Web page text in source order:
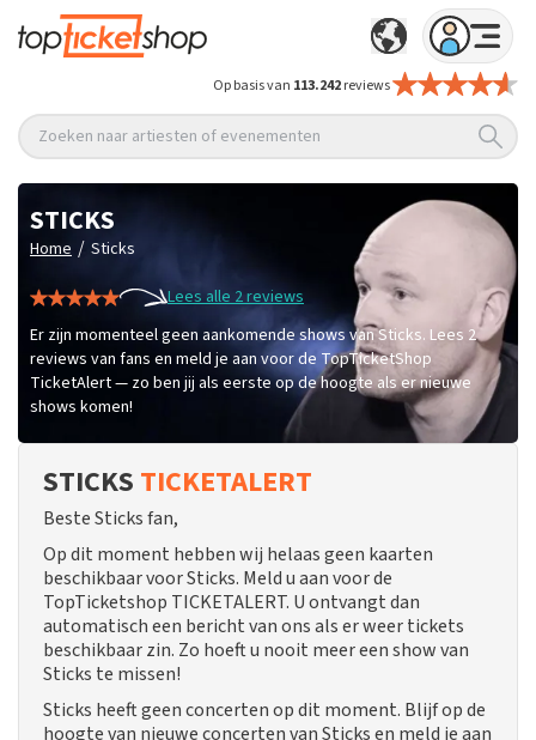
Op basis van 113.242reviews
Zoeken naar artiesten of evenementen
STICKS
Home / Sticks
Lees alle 2 reviews
Er zijn momenteel geen aankomende shows van Sticks. Lees 2
reviews van fans en meld je aan voor de TopTicketShop
TicketAlert — zo ben jij als eerste op de hoogte als er nieuwe
shows komen!
STICKS TICKETALERT
Beste Sticks fan,
Op dit moment hebben wij helaas geen kaarten
beschikbaar voor Sticks. Meld u aan voor de
TopTicketshop TICKETALERT. U ontvangt dan
automatisch een bericht van ons als er weer tickets
beschikbaar zin. Zo hoeft u nooit meer een show van
Sticks te missen!
Sticks heeft geen concerten op dit moment. Blijf op de
hoogte van nieuwe concerten van Sticks en meld je aan